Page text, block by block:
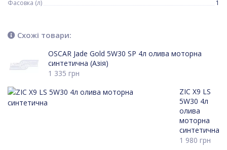
Схожі товари:
OSCAR Jade Gold 5W30 SP 4л олива моторна
синтетична (Азія)
1 335 грн
ZIC X9 LS
5W30 4л
олива
моторна
синтетична
1 980 грн
Фасовка (л)
1